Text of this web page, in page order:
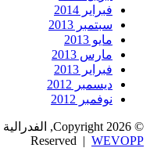
فبراير 2014
سبتمبر 2013
مايو 2013
مارس 2013
فبراير 2013
ديسمبر 2012
نوفمبر 2012
Reserved | WEVOPP